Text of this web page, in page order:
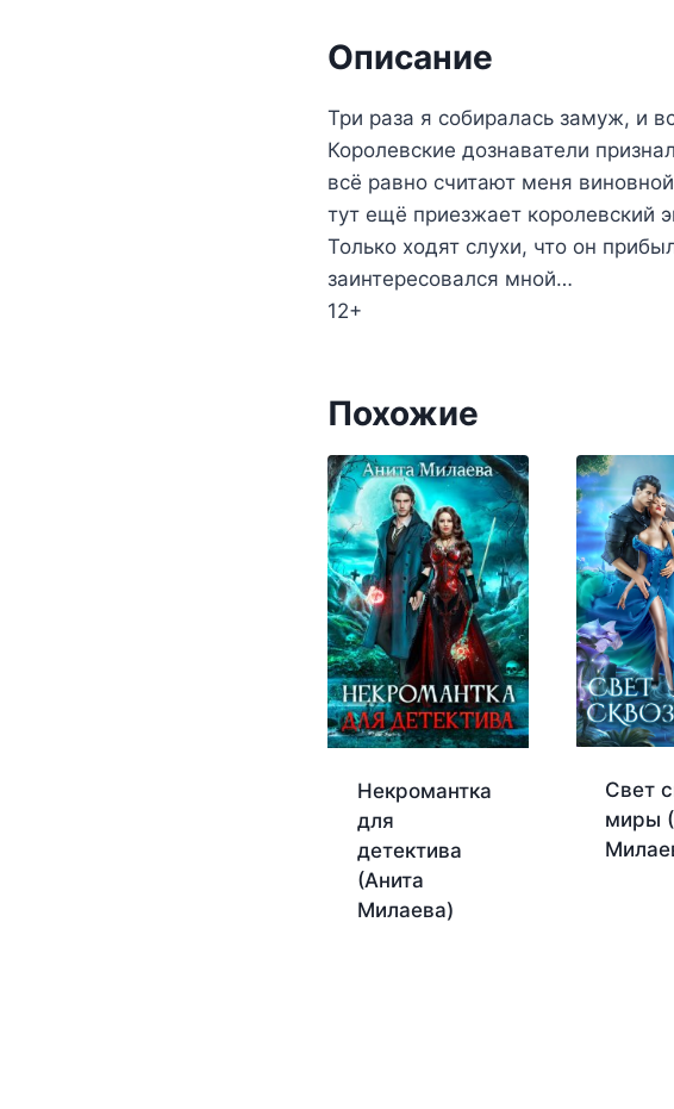
Описание
Три раза я собиралась замуж, и
Королевские дознаватели
всё равно считают меня
тут ещё приезжает королевский
Только ходят слухи, что он
заинтересовался мной…
12+
Похожие
Некромантка
для
детектива
(Анита
Милаева)
Свет
миры